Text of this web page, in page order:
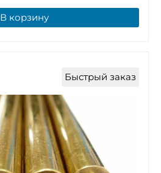
В корзину
Быстрый заказ